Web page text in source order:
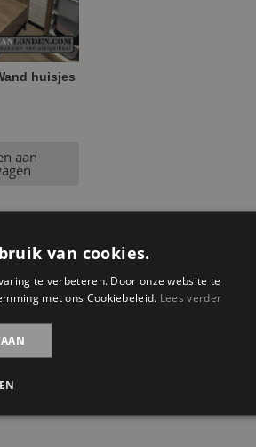
huisjes
aan
van cookies.
te verbeteren. Door onze website te
met ons Cookiebeleid. Lees verder